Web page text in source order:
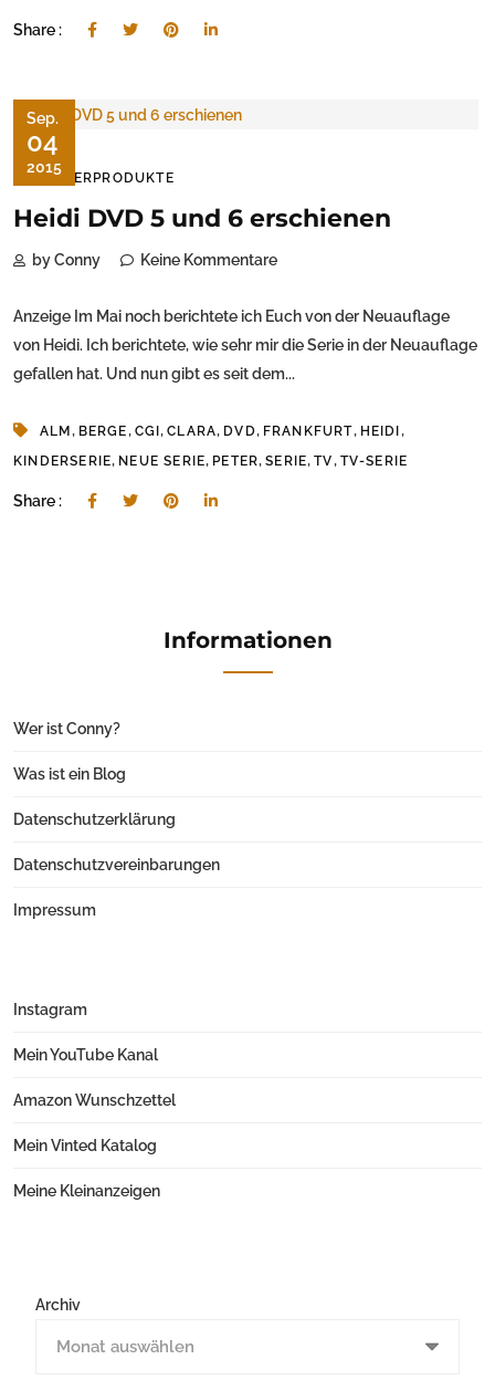
Share :
Sep.
04
2015
KINDERPRODUKTE
Heidi DVD 5 und 6 erschienen
by Conny Keine Kommentare
Anzeige Im Mai noch berichtete ich Euch von der Neuauflage
von Heidi. Ich berichtete, wie sehr mir die Serie in der Neuauflage
gefallen hat. Und nun gibt es seit dem...
ALM , BERGE, CGI,CLARA, DVD, FRANKFURT, HEIDI ,
KINDERSERIE, NEUE SERIE, PETER,SERIE,TV, TV-SERIE
Share :
Informationen
Wer ist Conny?
Was ist ein Blog
Datenschutzerklärung
Datenschutzvereinbarungen
Impressum
Instagram
Mein YouTube Kanal
Amazon Wunschzettel
Mein Vinted Katalog
Meine Kleinanzeigen
Archiv